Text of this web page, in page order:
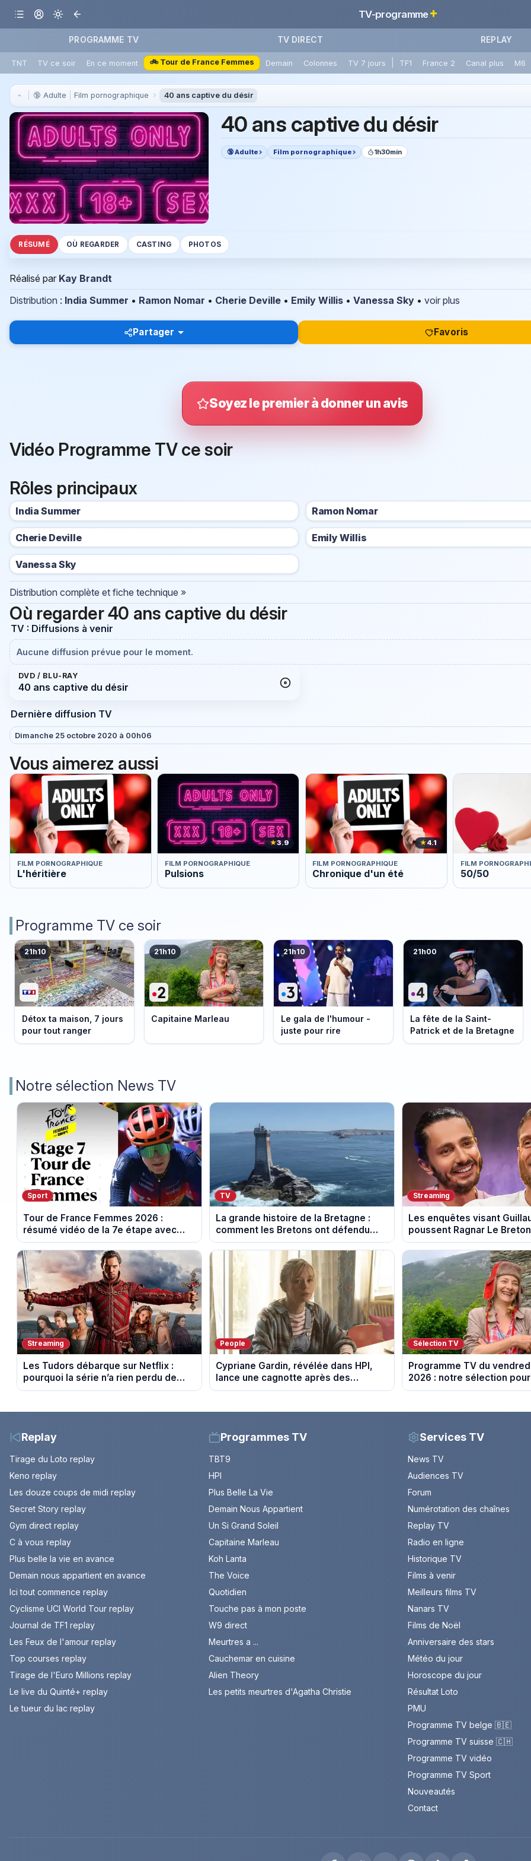
TV-programme+
PROGRAMME TV TV DIRECT REPLAY
TNT TV ce soir En ce moment 🚲 Tour de France Femmes Demain Colonnes TV 7 jours TF1 France 2 Canal plus M6
🔞 Adulte Film pornographique 40 ans captive du désir
40 ans captive du désir
🔞 Adulte Film pornographique 1h30min
RÉSUMÉ OÙ REGARDER CASTING PHOTOS
Réalisé par Kay Brandt
Distribution : India Summer • Ramon Nomar • Cherie Deville • Emily Willis • Vanessa Sky • voir plus
Partager Favoris
Soyez le premier à donner un avis
Vidéo Programme TV ce soir
Rôles principaux
India Summer Ramon Nomar
Cherie Deville Emily Willis
Vanessa Sky
Distribution complète et fiche technique »
Où regarder 40 ans captive du désir
TV : Diffusions à venir
Aucune diffusion prévue pour le moment.
DVD / BLU-RAY
40 ans captive du désir
Dernière diffusion TV
Dimanche 25 octobre 2020 à 00h06
Vous aimerez aussi
FILM PORNOGRAPHIQUE
L'héritière
★3.9
FILM PORNOGRAPHIQUE
Pulsions
★4.1
FILM PORNOGRAPHIQUE
Chronique d'un été
FILM
50/50
Programme TV ce soir
21h10
Détox ta maison, 7 jours
pour tout ranger
21h10
Capitaine Marleau
21h10
Le gala de l'humour -
juste pour rire
21h00
La fête de la Saint-
Patrick et de la Bretagne
Notre sélection News TV
Sport
Tour de France Femmes 2026 :
résumé vidéo de la 7e étape avec
l'ascension du Mont Ventoux
TV
La grande histoire de la Bretagne :
comment les Bretons ont défendu
leur culture au fil des décennies
Streaming
Les enquêtes visant
poussent Ragnar Le
la tournée Legend
Streaming
Les Tudors débarque sur Netflix :
pourquoi la série n’a rien perdu de
son pouvoir
People
Cypriane Gardin, révélée dans HPI,
lance une cagnotte après des
difficultés financières
Sélection TV
Programme TV du
2026 : notre sélection
soirée télé
Replay
Tirage du Loto replay
Keno replay
Les douze coups de midi replay
Secret Story replay
Gym direct replay
C à vous replay
Plus belle la vie en avance
Demain nous appartient en avance
Ici tout commence replay
Cyclisme UCI World Tour replay
Journal de TF1 replay
Les Feux de l'amour replay
Top courses replay
Tirage de l'Euro Millions replay
Le live du Quinté+ replay
Le tueur du lac replay
Programmes TV
TBT9
HPI
Plus Belle La Vie
Demain Nous Appartient
Un Si Grand Soleil
Capitaine Marleau
Koh Lanta
The Voice
Quotidien
Touche pas à mon poste
W9 direct
Meurtres a ...
Cauchemar en cuisine
Alien Theory
Les petits meurtres d'Agatha Christie
Services TV
News TV
Audiences TV
Forum
Numérotation des chaînes
Replay TV
Radio en ligne
Historique TV
Films à venir
Meilleurs films TV
Nanars TV
Films de Noël
Anniversaire des stars
Météo du jour
Horoscope du jour
Résultat Loto
PMU
Programme TV belge 🇧🇪
Programme TV suisse 🇨🇭
Programme TV vidéo
Programme TV Sport
Nouveautés
Contact